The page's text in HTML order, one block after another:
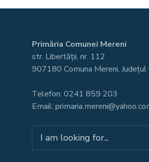
Primăria Comunei Mereni
str. Libertății, nr. 112
907180 Comuna Mereni, Județul
Telefon: 0241 859 203
Email:
for: